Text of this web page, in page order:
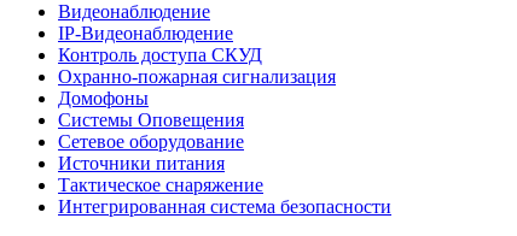
Видеонаблюдение
IP-Видеонаблюдение
Контроль доступа СКУД
Охранно-пожарная сигнализация
Домофоны
Системы Оповещения
Сетевое оборудование
Источники питания
Тактическое снаряжение
Интегрированная система безопасности